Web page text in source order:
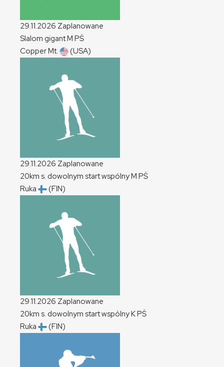
29.11.2026 Zaplanowane
Slalom gigantM PŚ
Copper Mt.
(USA)
29.11.2026 Zaplanowane
20km s. dowolnym start wspólnyM PŚ
Ruka
(FIN)
29.11.2026 Zaplanowane
20km s. dowolnym start wspólnyKPŚ
Ruka
(FIN)